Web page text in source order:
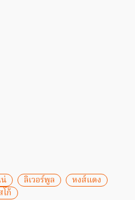
น่ ลิเวอร์พูล
หงส์แดง
โก้